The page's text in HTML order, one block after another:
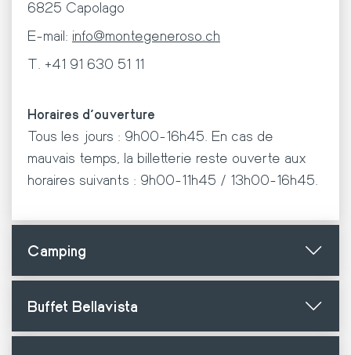
6825 Capolago
E-mail: info@montegeneroso.ch
T. +41 91 630 51 11
Horaires d'ouverture
Tous les jours : 9h00-16h45. En cas de
mauvais temps, la billetterie reste ouverte aux
horaires suivants : 9h00-11h45 / 13h00-16h45.
Camping
Buffet Bellavista